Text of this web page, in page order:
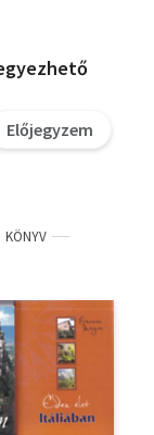
Előjegyzem
KÖNYV